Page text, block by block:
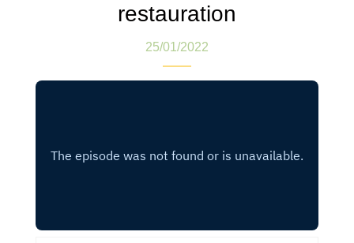
restauration
25/01/2022